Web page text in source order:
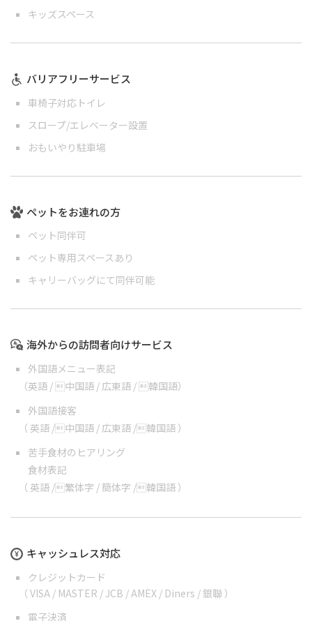
キッズスペース
バリアフリーサービス
車椅子対応トイレ
スロープ/エレベーター設置
おもいやり駐車場
ペットをお連れの方
ペット同伴可
ペット専用スペースあり
キャリーバッグにて同伴可能
海外からの訪問者向けサービス
外国語メニュー表記
（英語 /中国語 / 広東語 /韓国語）
外国語接客
（ 英語 /中国語 / 広東語 /韓国語 ）
苦手食材のヒアリング
食材表記
（ 英語 /繁体字 / 簡体字 /韓国語 ）
キャッシュレス対応
クレジットカード
（ VISA / MASTER / JCB / AMEX / Diners / 銀聯 ）
電子決済